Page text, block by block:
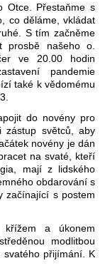
Otce. Přestaňme s
co děláme, vkládat
S tím začněme
prosbě našeho o.
ve 20.00 hodin
pandemie
také k vědomému
do novény pro
zástup světců, aby
novény je dán
na svaté, kteří
mají z lidského
obdarování s
začínající s postem
a úkonem
modlitbou
svatého přijímání. K